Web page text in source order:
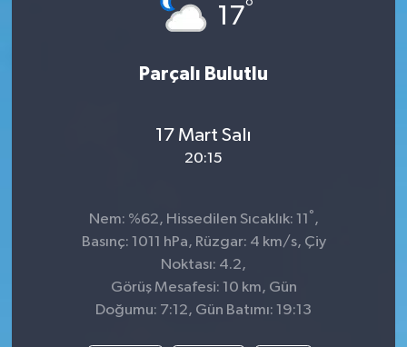
17°
Parçalı Bulutlu
17 Mart Salı
20:15
Nem: %62, Hissedilen Sıcaklık: 11 ° ,
Basınç: 1011 hPa, Rüzgar: 4 km/s, Çiy
Noktası: 4.2,
Görüş Mesafesi: 10 km, Gün
Doğumu: 7:12, Gün Batımı: 19:13